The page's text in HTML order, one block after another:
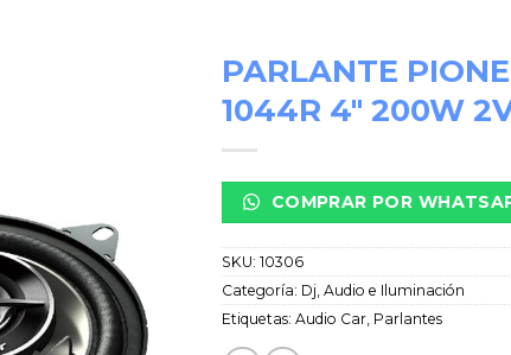
PARLANTE
1044R 4″ 200W
COMPRAR POR
SKU:10306
Categoría: Dj, Audio e Iluminación
Etiquetas:Audio Car, Parlantes